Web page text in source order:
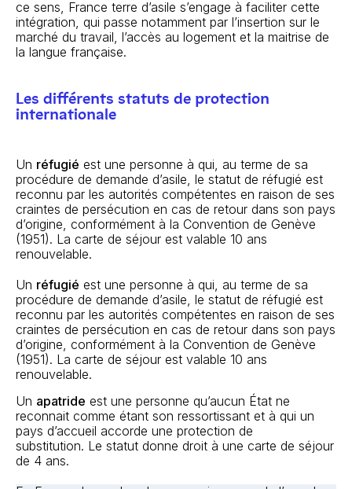
ce sens, France terre d’asile s’engage à faciliter cette
intégration, qui passe notamment par l’insertion sur le
marché du travail, l’accès au logement et la maitrise de
la langue française.
Les différents statuts de protection
internationale
Un réfugié est une personne à qui, au terme de sa
procédure de demande d’asile, le statut de réfugié est
reconnu par les autorités compétentes en raison de ses
craintes de persécution en cas de retour dans son pays
d’origine, conformément à la Convention de Genève
(1951). La carte de séjour est valable 10 ans
renouvelable.
Un réfugié est une personne à qui, au terme de sa
procédure de demande d’asile, le statut de réfugié est
reconnu par les autorités compétentes en raison de ses
craintes de persécution en cas de retour dans son pays
d’origine, conformément à la Convention de Genève
(1951). La carte de séjour est valable 10 ans
renouvelable.
Un apatride est une personne qu’aucun État ne
reconnait comme étant son ressortissant et à qui un
pays d’accueil accorde une protection de
substitution. Le statut donne droit à une carte de séjour
de 4 ans.